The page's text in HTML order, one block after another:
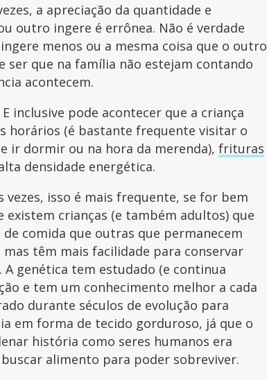
a apreciação da quantidade e
outro ingere é errônea. Não é verdade
ingere menos ou a mesma coisa que o outro
ser que na família não estejam contando
acontecem.
E inclusive pode acontecer que a criança
horários (é bastante frequente visitar o
ir dormir ou na hora da merenda),frituras
densidade energética.
vezes, isso é mais frequente, se for bem
existem crianças (e também adultos) que
comida que outras que permanecem
têm mais facilidade para conservar
genética tem estudado (e continua
e tem um conhecimento melhor a cada
durante séculos de evolução para
em forma de tecido gorduroso, já que o
história como seres humanos era
alimento para poder sobreviver.